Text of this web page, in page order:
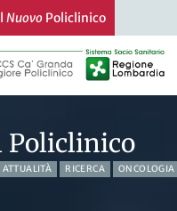
NuovoPoliclinico
Policlinico
ATTUALITÀ RICERCA ONCOLOGIA